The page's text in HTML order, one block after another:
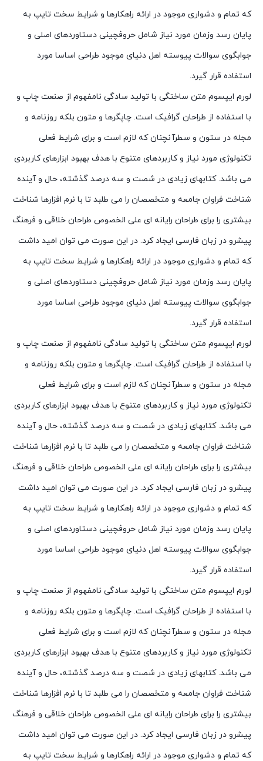
که تمام و دشواری موجود در ارائه راهکارها و شرایط سخت تایپ به
پایان رسد وزمان مورد نیاز شامل حروفچینی دستاوردهای اصلی و
جوابگوی سوالات پیوسته اهل دنیای موجود طراحی اساسا مورد
استفاده قرار گیرد.
لورم ایپسوم متن ساختگی با تولید سادگی نامفهوم از صنعت چاپ و
با استفاده از طراحان گرافیک است. چاپگرها و متون بلکه روزنامه و
مجله در ستون و سطرآنچنان که لازم است و برای شرایط فعلی
تکنولوژی مورد نیاز و کاربردهای متنوع با هدف بهبود ابزارهای کاربردی
می باشد. کتابهای زیادی در شصت و سه درصد گذشته، حال و آینده
شناخت فراوان جامعه و متخصصان را می طلبد تا با نرم افزارها شناخت
بیشتری را برای طراحان رایانه ای علی الخصوص طراحان خلاقی و فرهنگ
پیشرو در زبان فارسی ایجاد کرد. در این صورت می توان امید داشت
که تمام و دشواری موجود در ارائه راهکارها و شرایط سخت تایپ به
پایان رسد وزمان مورد نیاز شامل حروفچینی دستاوردهای اصلی و
جوابگوی سوالات پیوسته اهل دنیای موجود طراحی اساسا مورد
استفاده قرار گیرد.
لورم ایپسوم متن ساختگی با تولید سادگی نامفهوم از صنعت چاپ و
با استفاده از طراحان گرافیک است. چاپگرها و متون بلکه روزنامه و
مجله در ستون و سطرآنچنان که لازم است و برای شرایط فعلی
تکنولوژی مورد نیاز و کاربردهای متنوع با هدف بهبود ابزارهای کاربردی
می باشد. کتابهای زیادی در شصت و سه درصد گذشته، حال و آینده
شناخت فراوان جامعه و متخصصان را می طلبد تا با نرم افزارها شناخت
بیشتری را برای طراحان رایانه ای علی الخصوص طراحان خلاقی و فرهنگ
پیشرو در زبان فارسی ایجاد کرد. در این صورت می توان امید داشت
که تمام و دشواری موجود در ارائه راهکارها و شرایط سخت تایپ به
پایان رسد وزمان مورد نیاز شامل حروفچینی دستاوردهای اصلی و
جوابگوی سوالات پیوسته اهل دنیای موجود طراحی اساسا مورد
استفاده قرار گیرد.
لورم ایپسوم متن ساختگی با تولید سادگی نامفهوم از صنعت چاپ و
با استفاده از طراحان گرافیک است. چاپگرها و متون بلکه روزنامه و
مجله در ستون و سطرآنچنان که لازم است و برای شرایط فعلی
تکنولوژی مورد نیاز و کاربردهای متنوع با هدف بهبود ابزارهای کاربردی
می باشد. کتابهای زیادی در شصت و سه درصد گذشته، حال و آینده
شناخت فراوان جامعه و متخصصان را می طلبد تا با نرم افزارها شناخت
بیشتری را برای طراحان رایانه ای علی الخصوص طراحان خلاقی و فرهنگ
پیشرو در زبان فارسی ایجاد کرد. در این صورت می توان امید داشت
که تمام و دشواری موجود در ارائه راهکارها و شرایط سخت تایپ به